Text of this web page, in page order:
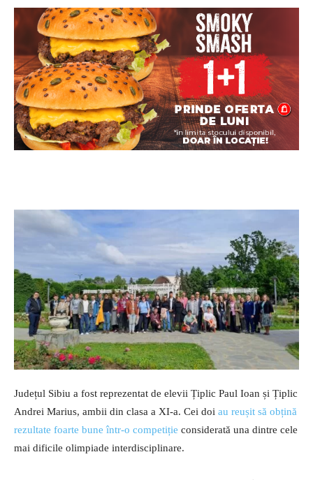
Județul Sibiu a fost reprezentat de elevii Țiplic Paul Ioan și Țiplic
Andrei Marius, ambii din clasa a XI-a. Cei doi au reușit să obțină
rezultate foarte bune într-o competiție considerată una dintre cele
mai dificile olimpiade interdisciplinare.